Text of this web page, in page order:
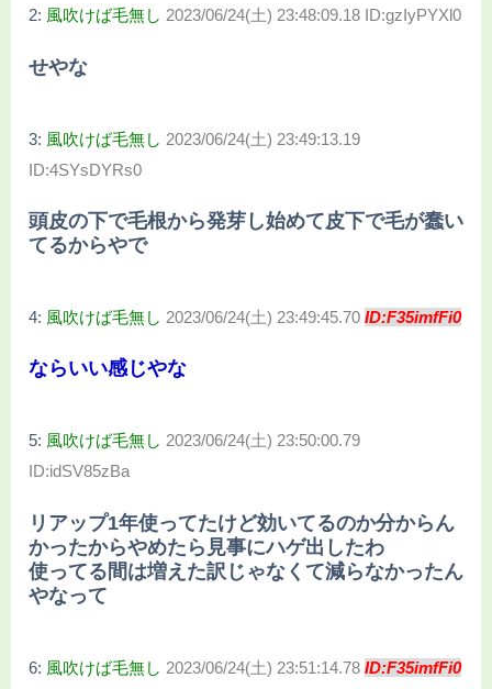
2: 風吹けば毛無し 2023/06/24(土) 23:48:09.18 ID:gzIyPYXl0
せやな
3: 風吹けば毛無し 2023/06/24(土) 23:49:13.19
ID:4SYsDYRs0
頭皮の下で毛根から発芽し始めて皮下で毛が蠢い
てるからやで
4: 風吹けば毛無し 2023/06/24(土) 23:49:45.70 ID:F35imfFi0
ならいい感じやな
5: 風吹けば毛無し 2023/06/24(土) 23:50:00.79
ID:idSV85zBa
リアップ1年使ってたけど効いてるのか分からん
かったからやめたら見事にハゲ出したわ
使ってる間は増えた訳じゃなくて減らなかったん
やなって
6: 風吹けば毛無し 2023/06/24(土) 23:51:14.78 ID:F35imfFi0